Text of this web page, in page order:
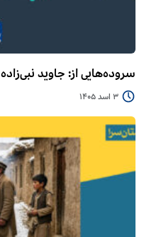
سروده‌هایی از: جاوید نبی‌زاده
3 اسد 1405